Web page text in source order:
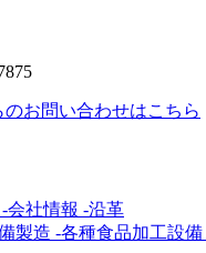
のお問い合わせはこちら
-会社情報 -沿革
製造 -各種食品加工設備